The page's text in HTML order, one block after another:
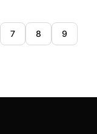
7 8 9